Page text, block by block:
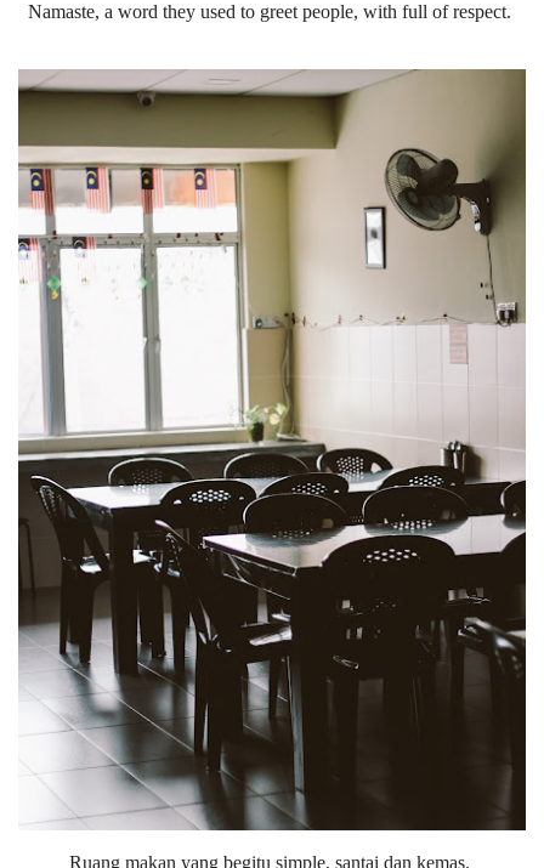
Namaste, a word they used to greet people, with full of respect.
Ruang makan yang begitu simple, santai dan kemas.